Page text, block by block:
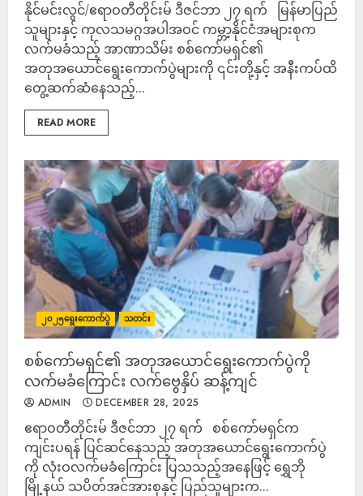
နိုင်မင်းလွင်/ဧရာဝတီတိုင်းမ် ဒီဇင်ဘာ ၂၇ ရက် မြန်မာပြည်
သူများနှင့် ကုလသမဂ္ဂအပါအဝင် ကမ္ဘာ့နိုင်ငံအများစုက
လက်မခံသည့် အာဏာသိမ်း စစ်ကော်မရှင်၏
အတုအယောင်ရွေးကောက်ပွဲများကို ၎င်းတို့နှင့် အနီးကပ်ထိ
တွေ့ဆက်ဆံနေသည့်...
READ MORE
၂၀၂၅ရွေးကောက်ပွဲ သတင်း
စစ်ကော်မရှင်၏ အတုအယောင်ရွေးကောက်ပွဲကို
လက်မခံကြောင်း လက်ဗွေနှိပ် ဆန့်ကျင်
ADMIN DECEMBER 28, 2025
ဧရာဝတီတိုင်းမ် ဒီဇင်ဘာ ၂၇ ရက် စစ်ကော်မရှင်က
ကျင်းပရန် ပြင်ဆင်နေသည့် အတုအယောင်ရွေးကောက်ပွဲ
ကို လုံးဝလက်မခံကြောင်း ပြသသည့်အနေဖြင့် ရွှေဘို
မြို့နယ် သပိတ်အင်အားစုနှင့် ပြည်သူများက...